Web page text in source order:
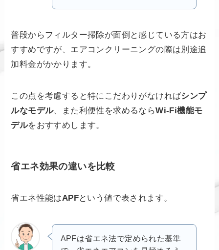
普段からフィルター掃除が面倒と感じている方はお
すすめですが、エアコンクリーニングの際は別途追
加料金がかかります。
この点を考慮すると特にこだわりがなければシンプ
ルなモデル、また利便性を求めるならWi-Fi機能モ
デルをおすすめします。
省エネ効果の違いを比較
省エネ性能はAPFという値で表されます。
APFは省エネ法で定められた基準